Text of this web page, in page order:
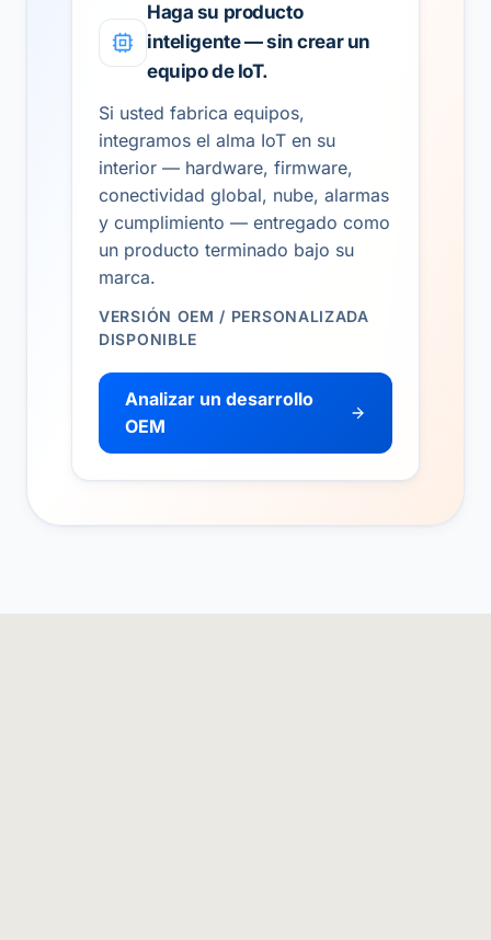
Haga su producto
inteligente — sin crear un
equipo de IoT.
Si usted fabrica equipos,
integramos el alma IoT en su
interior — hardware, firmware,
conectividad global, nube, alarmas
y cumplimiento — entregado como
un producto terminado bajo su
marca.
VERSIÓN OEM / PERSONALIZADA
DISPONIBLE
Analizar un desarrollo
OEM